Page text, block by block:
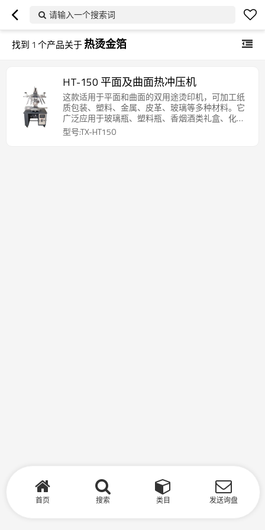
请输入一个搜索词
找到 1 个产品关于热烫金箔
HT-150 平面及曲面热冲压机
这款适用于平面和曲面的双用途烫印机，可加工纸
质包装、塑料、金属、皮革、玻璃等多种材料。它
广泛应用于玻璃瓶、塑料瓶、香烟酒类礼盒、化妆
品软管、瓶盖、文创礼品、消费电子产品外壳、新
能源汽车内饰等领域，满足包装、文创、五金、家
型号:TX-HT150
首页 搜索 类目 发送询盘